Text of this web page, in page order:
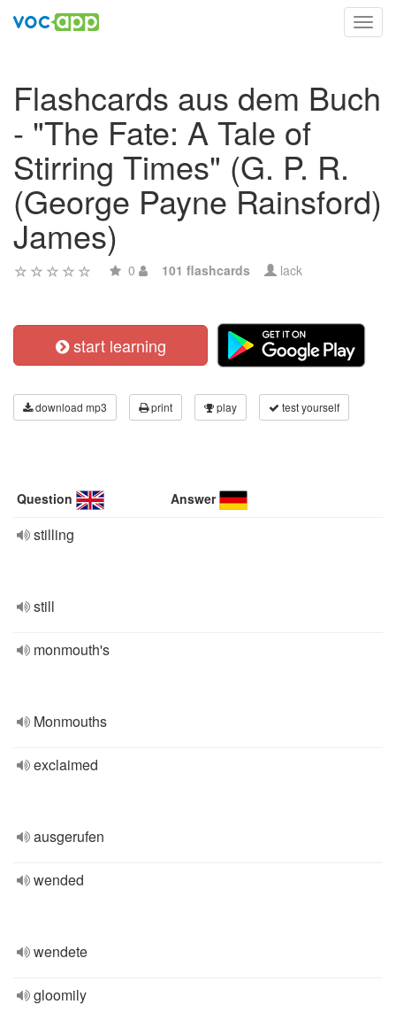
Flashcards aus dem Buch
- "The Fate: A Tale of
Stirring Times" (G. P. R.
(George Payne Rainsford)
James)
0 101 flashcards lack
start learning
download mp3 print play test yourself
Question Answer
stilling
still
monmouth's
Monmouths
exclaimed
ausgerufen
wended
wendete
gloomily